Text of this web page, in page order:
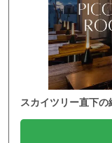
スカイツリー直下